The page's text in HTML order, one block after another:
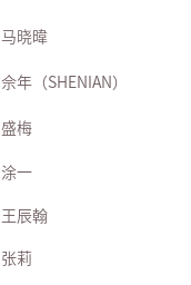
马晓暐
佘年（SHENIAN）
盛梅
涂一
王辰翰
张莉